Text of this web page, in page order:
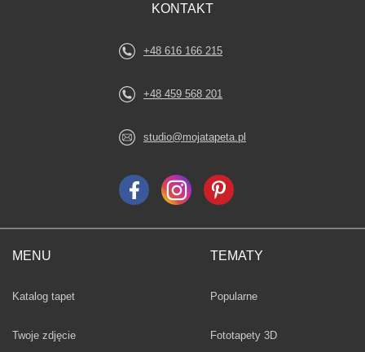
MENU
Katalog tapet
Twoje zdjęcie
TEMATY
Fototapety
Popularne
Fototapety 3D
KONTAKT
+48 616 166 215
+48 459 568 201
studio@mojatapeta.pl